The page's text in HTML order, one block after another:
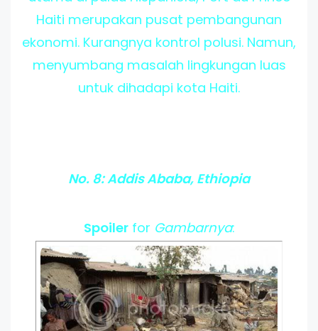
Haiti merupakan pusat pembangunan
ekonomi. Kurangnya kontrol polusi. Namun,
menyumbang masalah lingkungan luas
untuk dihadapi kota Haiti.
No. 8: Addis Ababa, Ethiopia
Spoilerfor Gambarnya: